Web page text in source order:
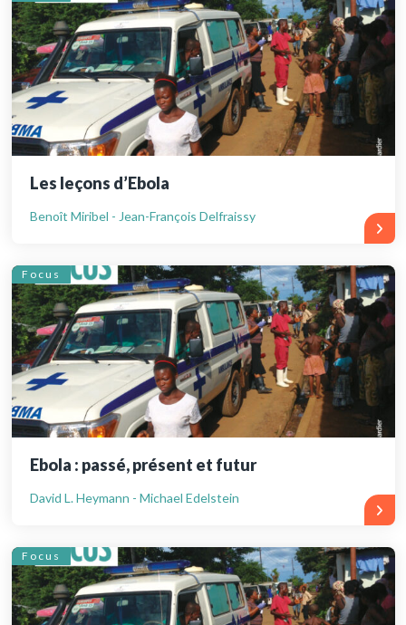
Les leçons d’Ebola
Benoît Miribel - Jean-François Delfraissy
Focus
Ebola : passé, présent et futur
David L. Heymann - Michael Edelstein
Focus